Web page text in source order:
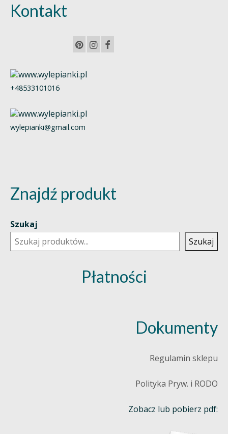
Kontakt
+48533101016
wylepianki@gmail.com
Znajdź produkt
Szukaj
Szukaj
Płatności
Dokumenty
Regulamin sklepu
Polityka Pryw. i RODO
Zobacz lub pobierz pdf: